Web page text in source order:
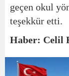
geçen okul
teşekkür etti.
Haber: Celil